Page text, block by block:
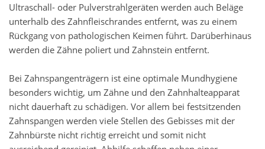
Ultraschall- oder Pulverstrahlgeräten werden auch Beläge
unterhalb des Zahnfleischrandes entfernt, was zu einem
Rückgang von pathologischen Keimen führt. Darüberhinaus
werden die Zähne poliert und Zahnstein entfernt.
Bei Zahnspangenträgern ist eine optimale Mundhygiene
besonders wichtig, um Zähne und den Zahnhalteapparat
nicht dauerhaft zu schädigen. Vor allem bei festsitzenden
Zahnspangen werden viele Stellen des Gebisses mit der
Zahnbürste nicht richtig erreicht und somit nicht